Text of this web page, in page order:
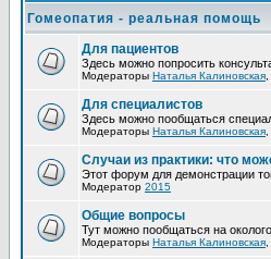
Гомеопатия - реальная помощь
Для пациентов
Здесь можно попросить
Модераторы Наталья Калиновская
Для специалистов
Здесь можно пообщаться
Модераторы Наталья Калиновская
Случаи из практики: что
Этот форум для демонстрации
Модератор 2015
Общие вопросы
Тут можно пообщаться на
Модераторы Наталья Калиновская